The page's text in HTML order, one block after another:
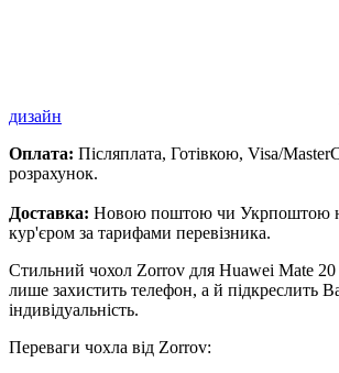
дизайн
Оплата: Післяплата, Готівкою, Visa/
розрахунок.
Доставка: Новою поштою чи Укрпоштою
кур'єром за тарифами перевізника.
Стильний чохол Zorrov для Huawei Mate
лише захистить телефон, а й підкреслить
індивідуальність.
Переваги чохла від Zorrov: